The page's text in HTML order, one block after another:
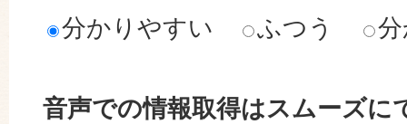
分かりやすい
ふつう
音声での情報取得はスムーズに